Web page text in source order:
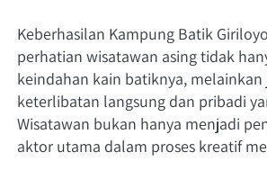
Keberhasilan Kampung Batik
perhatian wisatawan asing tidak
keindahan kain batiknya, melainkan
keterlibatan langsung dan pribadi
Wisatawan bukan hanya menjadi
aktor utama dalam proses kreatif